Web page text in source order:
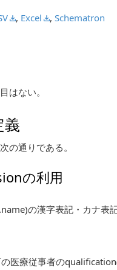
, Excel , Schematron
はない。
義
の通りである。
の利用
の漢字表記・カナ表
医療従事者の